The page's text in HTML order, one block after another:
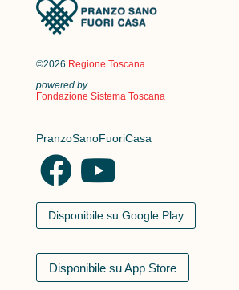
©2026 Regione Toscana
powered by
Fondazione Sistema Toscana
PranzoSanoFuoriCasa
Disponibile su Google Play
Disponibile su App Store